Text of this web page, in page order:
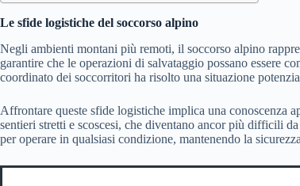
Le sfide logistiche del soccorso alpino
Negli ambienti montani più remoti, il soccorso alpino
garantire che le operazioni di salvataggio possano essere
coordinato dei soccorritori ha risolto una situazione
Affrontare queste sfide logistiche implica una conoscenza
sentieri stretti e scoscesi, che diventano ancor più difficili
per operare in qualsiasi condizione, mantenendo la